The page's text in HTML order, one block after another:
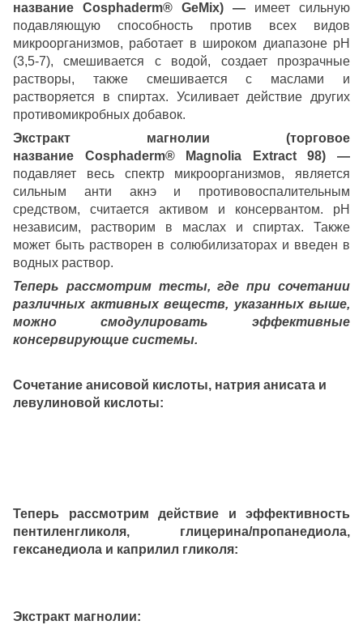
название Cosphaderm® GeMix) — имеет сильную
подавляющую способность против всех видов
микроорганизмов, работает в широком диапазоне рН
(3,5-7), смешивается с водой, создает прозрачные
растворы, также смешивается с маслами и
растворяется в спиртах. Усиливает действие других
противомикробных добавок.
Экстракт магнолии (торговое
название Cosphaderm® Magnolia Extract 98) —
подавляет весь спектр микроорганизмов, является
сильным анти акнэ и противовоспалительным
средством, считается активом и консервантом. рН
независим, растворим в маслах и спиртах. Также
может быть растворен в солюбилизаторах и введен в
водных раствор.
Теперь рассмотрим тесты, где при сочетании
различных активных веществ, указанных выше,
можно смодулировать эффективные
консервирующие системы.
Сочетание анисовой кислоты, натрия анисата и
левулиновой кислоты:
Теперь рассмотрим действие и эффективность
пентиленгликоля, глицерина/пропанедиола,
гексанедиола и каприлил гликоля:
Экстракт магнолии: